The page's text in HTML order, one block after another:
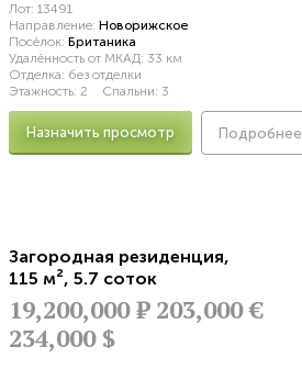
Лот: 13491
Направление: Новорижское
Посёлок: Британика
Удалённость от МКАД: 33 км
Отделка: без отделки
Этажность: 2 Спальни: 3
Назначить просмотр Подробнее
Загородная резиденция,
115 м², 5.7 соток
19,200,000Р 203,000 €
234,000 $